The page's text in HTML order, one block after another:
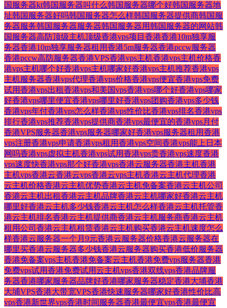
国服务器kt韩国服务器叫什么韩国服务器哪个好韩国服务器地
址韩国服务器好吗韩国服务器怎么样韩国服务器提供商韩国服
务器服务韩国服务器服务器韩国服务器用韩国服务器的网站韩
国服务器高防顶级主机顶级香港vps项目 香港香港10m独享服
务器香港10m独享服务器租用香港5m服务器香港pccw服务器
香港pccw高防服务器香港VPS香港vps主机香港vps主机价格香
港vps主机哪个好香港vps主机哪家好香港vps主机推荐香港vps
主机服务器香港vps代理香港vps价格香港vps便宜香港vps免费
试用香港vps出租香港vps和美国vps香港vps哪个好香港vps哪家
好香港vps哪里便宜香港vps哪里好香港vps团购香港vps多少钱
香港vps年付香港vps怎么样香港vps性价比香港vps排名香港vps
排行香港vps推荐香港vps提供商香港vps最便宜的香港vps月付
香港VPS服务器香港vps服务器哪家好香港vps服务器租用香港
vps注册香港vps申请香港vps租用香港vps空间香港vps能上日本
网吗香港vps虚拟主机香港vps试用香港vps贵香港vps速度香港
vps速度快香港vps那个好香港vps香港云服务器香港主机香港
主机vps香港云香港云vps香港云vps主机香港云主机代理香港
云主机价格香港云主机优势香港云主机免备案香港云主机公司
香港云主机出租香港云主机品牌香港云主机哪家好香港云主机
哪里好香港云主机多少钱香港云主机怎么样香港云主机托管香
港云主机排名香港云主机提供商香港云主机服务商香港云主机
租用公司 香港云主机租赁香港云主机购买香港云主机速度怎么
样香港云服务器一个月9元香港云服务器价格香港云服务器在
哪里买香港云服务器多少钱香港云服务器购买香港低价服务器
香港免备案vps主机香港免备案云主机香港免费vps服务器香港
免费vps试用香港免费试用云主机vps香港双线vps香港品牌服
务器香港哪家服务器品牌好香港哪家服务器稳定香港大埔香港
大埔VPS香港大带宽VPS香港快速服务器哪家好香港性价比高
vps香港新世界vps香港时间服务器香港最便宜vps香港最便宜